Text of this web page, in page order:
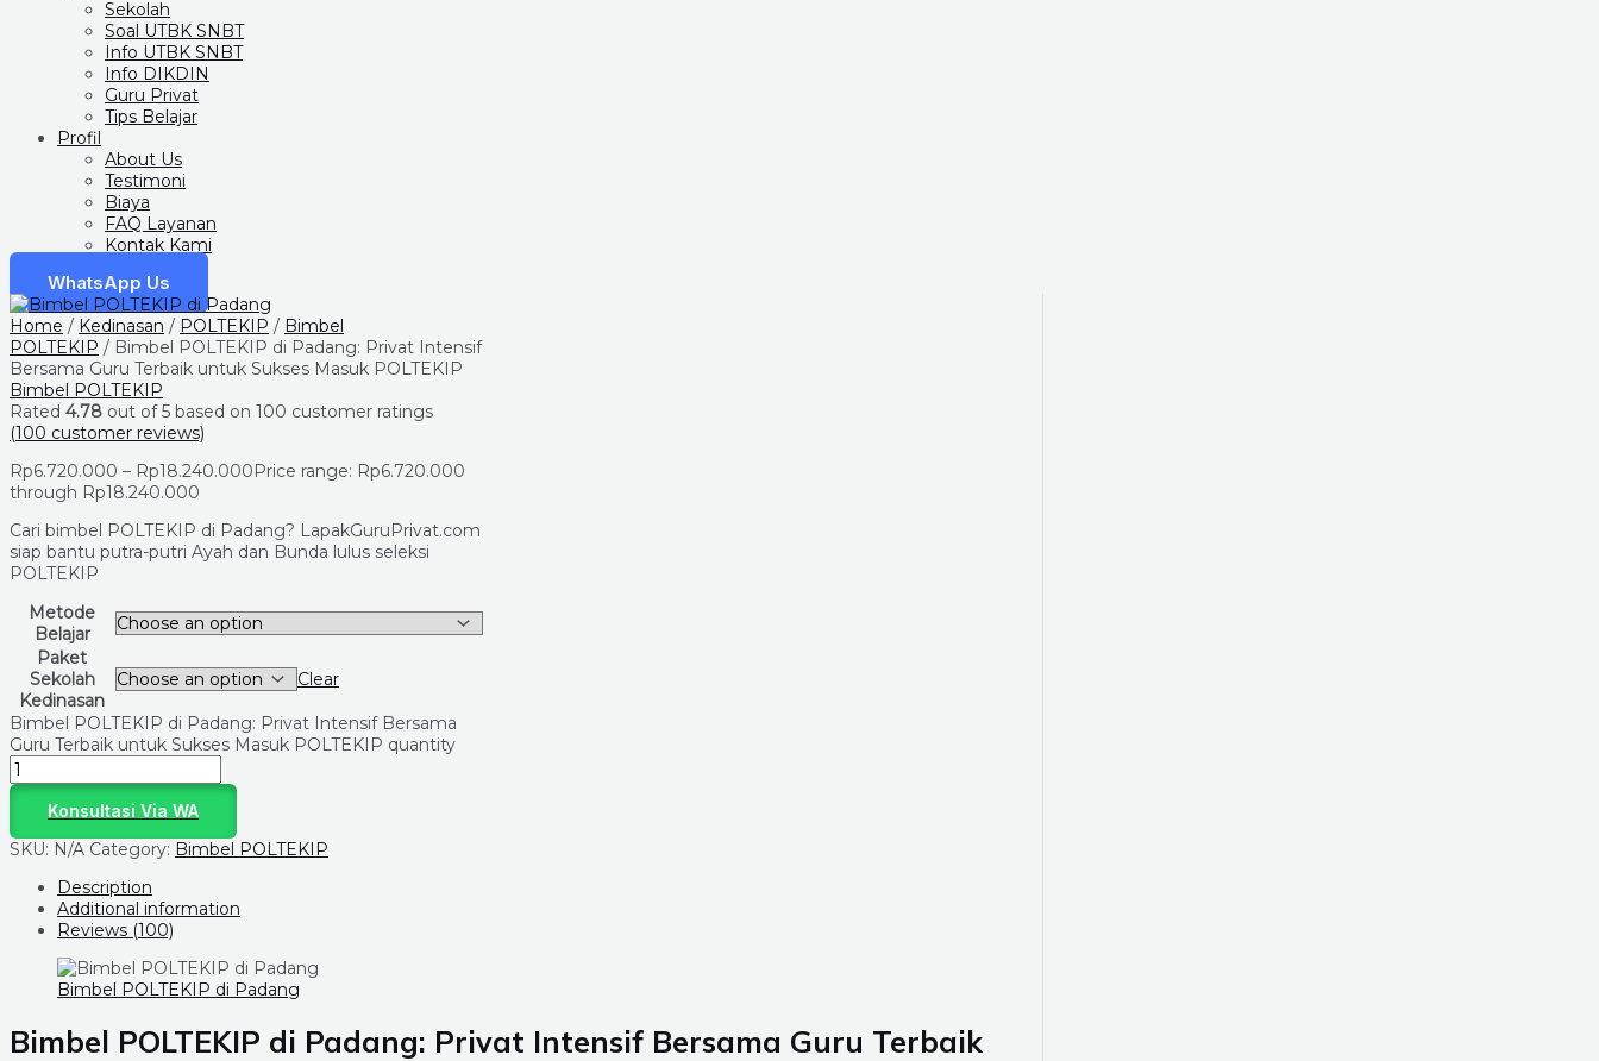
Sekolah
Soal UTBK SNBT
Info UTBK SNBT
Info DIKDIN
Guru Privat
Tips Belajar
Profil
About Us
Testimoni
Biaya
FAQ Layanan
Kontak Kami
WhatsApp Us
Home / Kedinasan / POLTEKIP / Bimbel
POLTEKIP / Bimbel POLTEKIP di Padang: Privat Intensif
Bersama Guru Terbaik untuk Sukses Masuk POLTEKIP
Bimbel POLTEKIP
Rated 4.78 out of 5 based on 100 customer ratings
(100 customer reviews)
Rp6.720.000 – Rp18.240.000Price range: Rp6.720.000
through Rp18.240.000
Cari bimbel POLTEKIP di Padang? LapakGuruPrivat.com
siap bantu putra-putri Ayah dan Bunda lulus seleksi
POLTEKIP
Metode
Belajar
Paket
Sekolah
Kedinasan
Clear
Bimbel POLTEKIP di Padang: Privat Intensif Bersama
Guru Terbaik untuk Sukses Masuk POLTEKIP quantity
Konsultasi Via WA
SKU: N/A Category: Bimbel POLTEKIP
Description
Additional information
Reviews (100)
Bimbel POLTEKIP di Padang
Bimbel POLTEKIP di Padang: Privat Intensif Bersama Guru Terbaik